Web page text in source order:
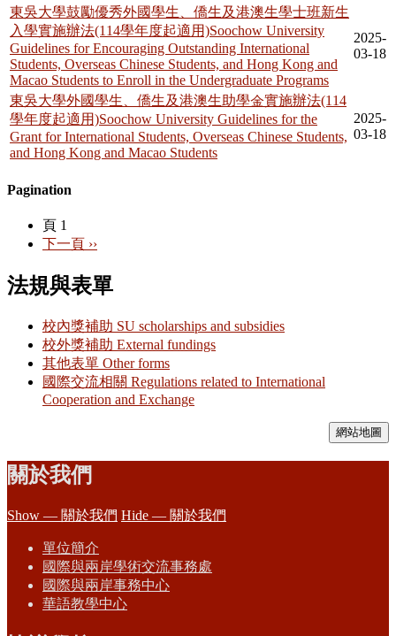
東吳大學鼓勵優秀外國學生、僑生及港澳生學士班新生
入學實施辦法(114學年度起適用)Soochow University
Guidelines for Encouraging Outstanding International
Students, Overseas Chinese Students, and Hong Kong and
Macao Students to Enroll in the Undergraduate Programs
2025-
03-18
東吳大學外國學生、僑生及港澳生助學金實施辦法(114
學年度起適用)Soochow University Guidelines for the
Grant for International Students, Overseas Chinese Students,
and Hong Kong and Macao Students
2025-
03-18
Pagination
頁 1
下一頁 ››
法規與表單
校內獎補助 SU scholarships and subsidies
校外獎補助 External fundings
其他表單 Other forms
國際交流相關 Regulations related to International
Cooperation and Exchange
網站地圖
關於我們
Show — 關於我們 Hide — 關於我們
單位簡介
國際與兩岸學術交流事務處
國際與兩岸事務中心
華語教學中心